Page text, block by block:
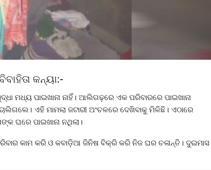
କନ୍ୟା:-
ମଧ୍ୟ ପାଇଖାନା ନାହିଁ। ଆଲିଗଢ଼ରେ ଏକ ପରିବାରରେ ପାଇଖାନା
ଏହି ମାମଲା ଜଟାରୀ ଅଂଚଳରେ ଦେଖିବାକୁ ମିଳିଛି। ଏଠାରେ
ଘରେ ପାଇଖାନା ନଥିଲା।
କାମ କରି ଓ କବାଡ଼ିଆ ଜିନିଷ ବିକ୍ରି କରି ନିଜ ଘର ଚଳାନ୍ତି। ଦୁଇମାସ